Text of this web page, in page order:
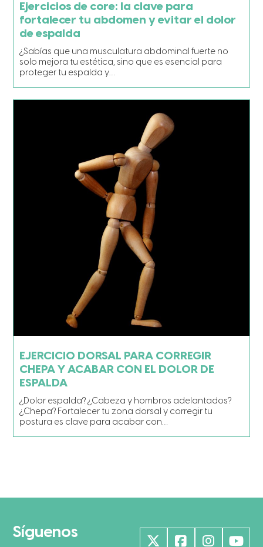
Ejercicios de core: la clave para
fortalecer tu abdomen y evitar el dolor
de espalda
¿Sabías que una musculatura abdominal fuerte no
solo mejora tu estética, sino que es esencial para
proteger tu espalda y…
EJERCICIO DORSAL PARA CORREGIR
CHEPA Y ACABAR CON EL DOLOR DE
ESPALDA
¿Dolor espalda? ¿Cabeza y hombros adelantados?
¿Chepa? Fortalecer tu zona dorsal y corregir tu
postura es clave para acabar con…
Síguenos